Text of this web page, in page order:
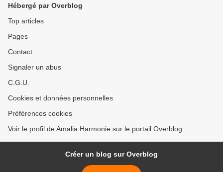
Hébergé par Overblog
Top articles
Pages
Contact
Signaler un abus
C.G.U.
Cookies et données personnelles
Préférences cookies
Voir le profil de Amalia Harmonie sur le portail Overblog
Créer un blog sur Overblog